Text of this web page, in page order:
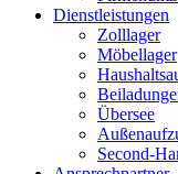
Dienstleistungen
Zolllager
Möbellager
Übersee
Second-